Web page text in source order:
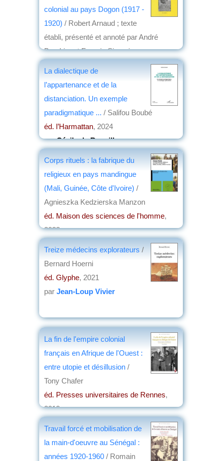
colonial au pays Dogon (1917 -
1920) / Robert Arnaud ; texte
établi, présenté et annoté par André
Brochier et Francis Simonis
La dialectique de
l’appartenance et de la
distanciation. Un exemple
paradigmatique ... / Salifou Boubé
éd. l’Harmattan, 2024
parCécile de Rouville
Corps rituels : la fabrique du
religieux en pays mandingue
(Mali, Guinée, Côte d'Ivoire) /
Agnieszka Kedzierska Manzon
éd. Maison des sciences de l'homme,
2023
Treize médecins explorateurs /
Bernard Hoerni
éd. Glyphe, 2021
par Jean-Loup Vivier
La fin de l'empire colonial
français en Afrique de l'Ouest :
entre utopie et désillusion /
Tony Chafer
éd. Presses universitaires de Rennes,
2019
Travail forcé et mobilisation de
la main-d'oeuvre au Sénégal :
années 1920-1960 / Romain